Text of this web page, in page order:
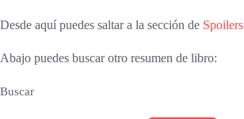
Desde aquí puedes saltar a la sección de Spoilers
Abajo puedes buscar otro resumen de libro:
Buscar